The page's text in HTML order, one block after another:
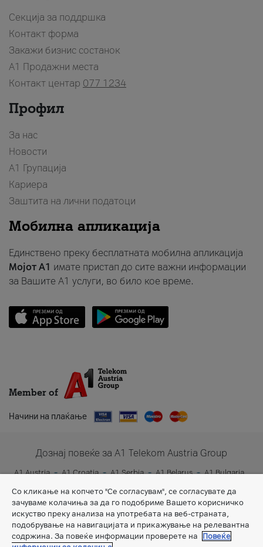
Секција за поддршка
Контакт форма
Закажи бизнис состанок
A1 Продажни места
Контакт центар 077 1234
Профил
За нас
Новости
А1 Групација
Кариера
Заштита на лични податоци
Мобилна апликација
Единствено преку бесплатната мобилна апликација
Мојот A1 имате пристап до сите важни информации
за Вашите A1 услуги, во било кое време.
Member of
Начини на плаќање
Дознај повеќе за A1 Telekom Austria Group
A1 Austria A1 Croatia A1 Serbia A1 Belarus
A1 Bulgaria
Со кликање на копчето "Се согласувам", се согласувате да
зачуваме колачиња за да го подобриме Вашето корисничко
искуство преку анализа на употребата на веб-страната,
подобрување на навигацијата и прикажување на релевантна
содржина. За повеќе информации проверете на
Повеќе